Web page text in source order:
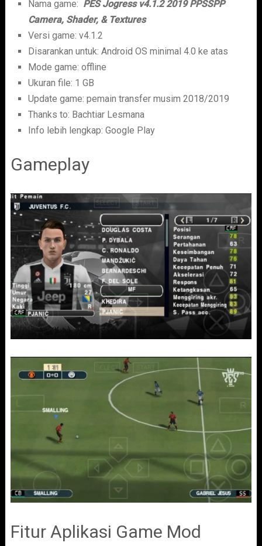
Nama game: PES Jogress v4.1.2 2019 PPSSPP
Camera, Shader, & Textures
Versi game: v4.1.2
Disarankan untuk: Android OS minimal 4.0 ke atas
Mode game: offline
Ukuran file: 1 GB
Update game: pemain transfer musim 2018/2019
Thanks to: Bachtiar Lesmana
Info lebih lengkap: Google Play
Gameplay
Fitur Aplikasi Game Mod